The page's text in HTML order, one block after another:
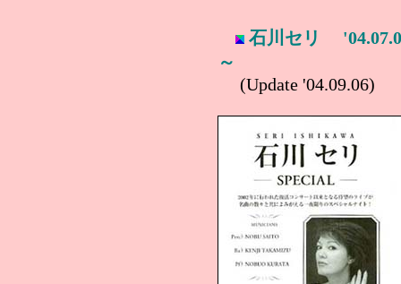
石川セリ
～
(Update '04.09.06)